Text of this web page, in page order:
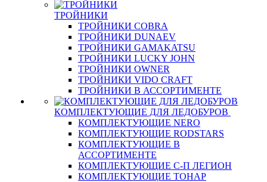
ТРОЙНИКИ
ТРОЙНИКИ COBRA
ТРОЙНИКИ DUNAEV
ТРОЙНИКИ GAMAKATSU
ТРОЙНИКИ LUCKY JOHN
ТРОЙНИКИ OWNER
ТРОЙНИКИ VIDO CRAFT
ТРОЙНИКИ В АССОРТИМЕНТЕ
КОМПЛЕКТУЮЩИЕ ДЛЯ ЛЕДОБУРОВ
КОМПЛЕКТУЮЩИЕ NERO
КОМПЛЕКТУЮЩИЕ RODSTARS
КОМПЛЕКТУЮЩИЕ В
АССОРТИМЕНТЕ
КОМПЛЕКТУЮЩИЕ С-П ЛЕГИОН
КОМПЛЕКТУЮЩИЕ ТОНАР